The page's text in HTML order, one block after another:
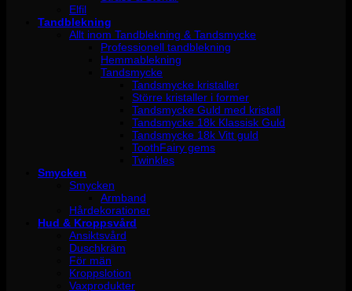
Elfil
Tandblekning
Allt inom Tandblekning & Tandsmycke
Professionell tandblekning
Hemmablekning
Tandsmycke
Tandsmycke kristaller
Större kristaller i former
Tandsmycke Guld med kristall
Tandsmycke 18k Klassisk Guld
Tandsmycke 18k Vitt guld
ToothFairy gems
Twinkles
Smycken
Smycken
Armband
Hårdekorationer
Hud & Kroppsvård
Ansiktsvård
Duschkräm
För män
Kroppslotion
Vaxprodukter